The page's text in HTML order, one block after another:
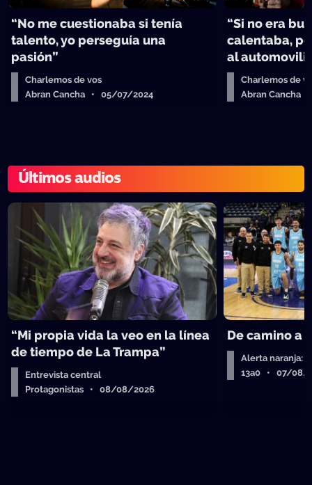
“No me cuestionaba si tenía
talento, yo perseguía una
pasión”
Charlemos de vos
Abran Cancha • 05/07/2024
“Si no era
calentaba,
al
Charlemos de
Abran Cancha
Últimos audios
“Mi propia vida la veo en la línea
de tiempo de La Trampa”
Entrevista central
Protagonistas • 08/08/2026
De camino a
Alerta naranja:
13a0 • 07/08/